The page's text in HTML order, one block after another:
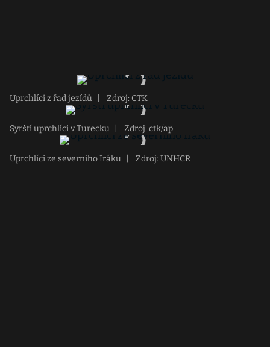
Uprchlíci z řad jezídů Zdroj: CTK
Syrští uprchlíci v Turecku Zdroj: ctk/ap
Uprchlíci ze severního Iráku Zdroj: UNHCR